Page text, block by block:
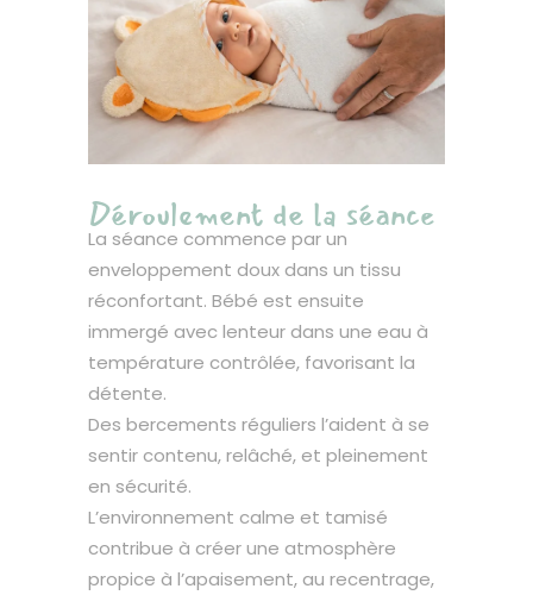
Déroulement de la séance
La séance commence par un
enveloppement doux dans un tissu
réconfortant. Bébé est ensuite
immergé avec lenteur dans une eau à
température contrôlée, favorisant la
détente.
Des bercements réguliers l’aident à se
sentir contenu, relâché, et pleinement
en sécurité.
L’environnement calme et tamisé
contribue à créer une atmosphère
propice à l’apaisement, au recentrage,